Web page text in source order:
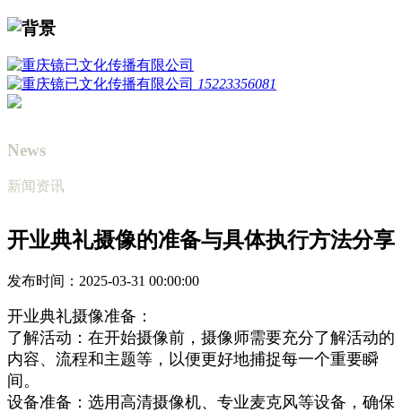
15223356081
News
新闻资讯
开业典礼摄像的准备与具体执行方法分享
发布时间：2025-03-31 00:00:00
开业典礼摄像准备 ：
了解活动：在开始摄像前，摄像师需要充分了解活动的
内容、流程和主题等，以便更好地捕捉每一个重要瞬
间。
设备准备：选用高清摄像机、专业麦克风等设备，确保